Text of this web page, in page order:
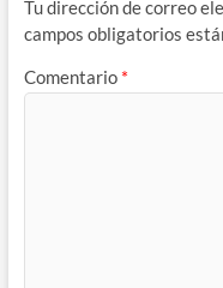
Tu dirección de correo
campos obligatorios
Comentario *